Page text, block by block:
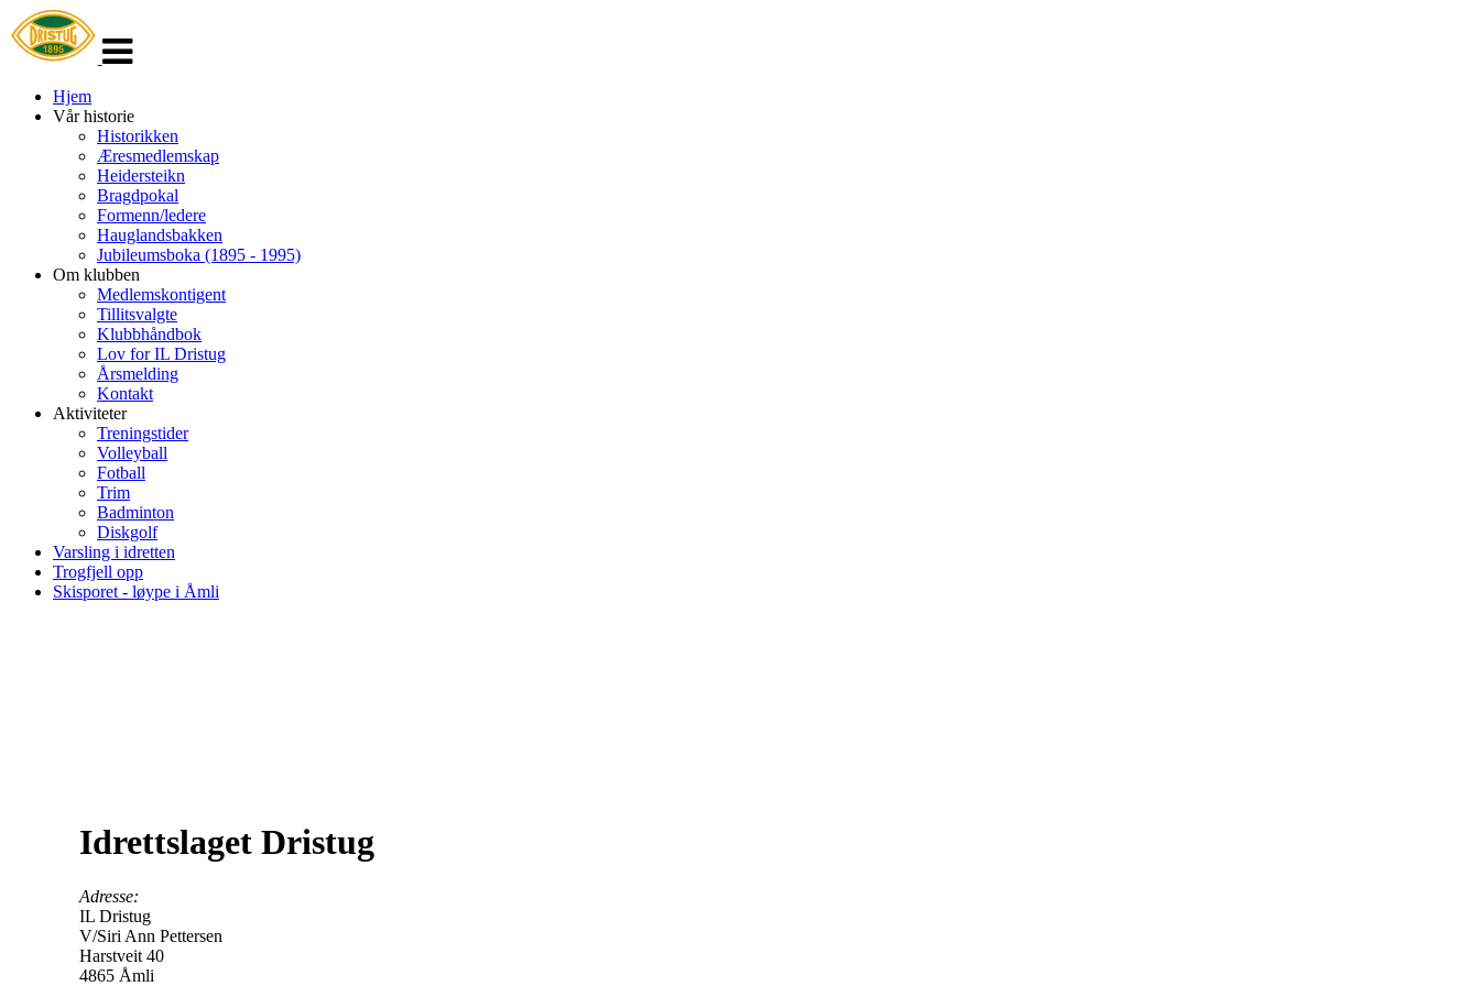
navigasjon
Hjem
Vår historie
Historikken
Æresmedlemskap
Heidersteikn
Bragdpokal
Formenn/ledere
Hauglandsbakken
Jubileumsboka (1895 - 1995)
Om klubben
Medlemskontigent
Tillitsvalgte
Klubbhåndbok
Lov for IL Dristug
Årsmelding
Kontakt
Aktiviteter
Treningstider
Volleyball
Fotball
Trim
Badminton
Diskgolf
Varsling i idretten
Trogfjell opp
Skisporet - løype i Åmli
Idrettslaget Dristug
Adresse:
IL Dristug
V/Siri Ann Pettersen
Harstveit 40
4865 Åmli